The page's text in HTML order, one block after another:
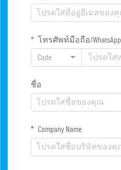
โทรศัพท์มือถือ/WhatsApp
Code
ชื่อ
Company Name